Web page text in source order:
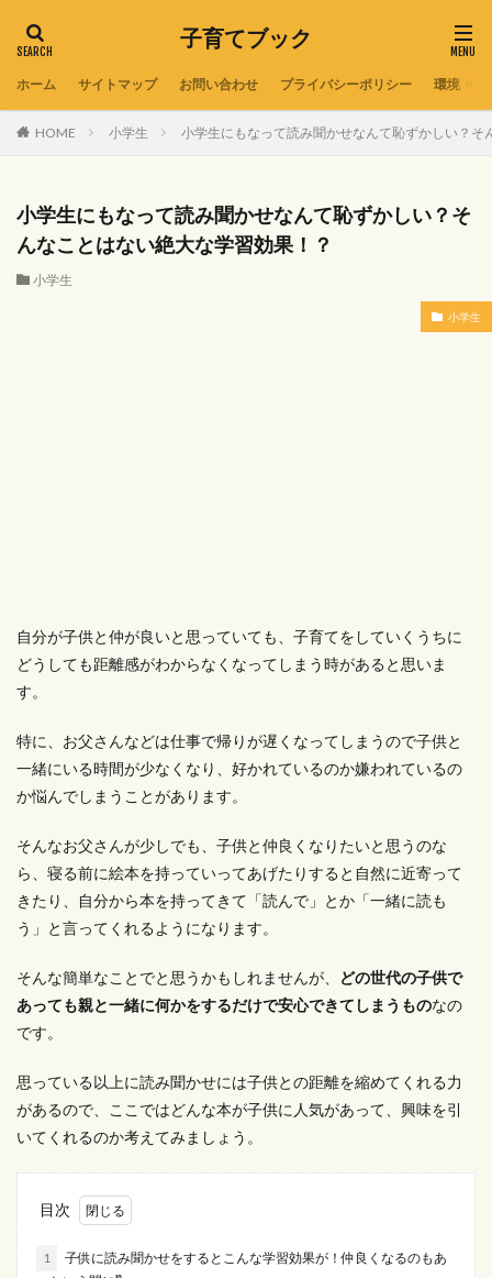
子育てブック
ホーム サイトマップ お問い合わせ プライバシーポリシー 環境
HOME 小学生 小学生にもなって読み聞かせなんて恥ずかしい？そ
小学生にもなって読み聞かせなんて恥ずかしい？そ
んなことはない絶大な学習効果！？
小学生
小学生
自分が子供と仲が良いと思っていても、子育てをしていくうちに
どうしても距離感がわからなくなってしまう時があると思いま
す。
特に、お父さんなどは仕事で帰りが遅くなってしまうので子供と
一緒にいる時間が少なくなり、好かれているのか嫌われているの
か悩んでしまうことがあります。
そんなお父さんが少しでも、子供と仲良くなりたいと思うのな
ら、寝る前に絵本を持っていってあげたりすると自然に近寄って
きたり、自分から本を持ってきて「読んで」とか「一緒に読も
う」と言ってくれるようになります。
そんな簡単なことでと思うかもしれませんが、
どの世代の子供で
あっても親と一緒に何かをするだけで安心できてしまうものなの
です。
思っている以上に読み聞かせには子供との距離を縮めてくれる力
があるので、ここではどんな本が子供に人気があって、興味を引
いてくれるのか考えてみましょう。
目次
1
子供に読み聞かせをするとこんな学習効果が！仲良くなるのもあ